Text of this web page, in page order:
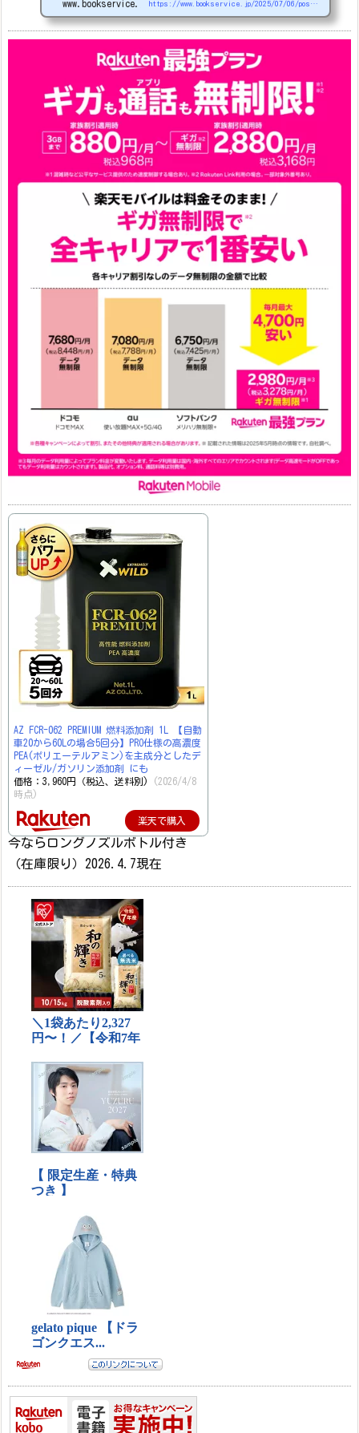
arrows We2 1円 arrows We2 Plus #1円 値
下げ（2026/3/3） AQUOS sense9 33,900円 Phone (3a) 128GB
www.bookservice.jp https://www.bookservice.jp/2025/07/06/post-48181
AZ FCR-062 PREMIUM 燃料添加剤 1L 【自動
車20から60Lの場合5回分】PRO仕様の高濃度
PEA(ポリエーテルアミン)を主成分としたデ
ィーゼル/ガソリン添加剤 にも
価格：3,960円（税込、送料別)
(2026/4/8
時点)
楽天で購入
今ならロングノズルボトル付き
（在庫限り）2026.4.7現在